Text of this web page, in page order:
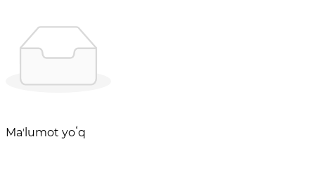
Maʼlumot yoʻq